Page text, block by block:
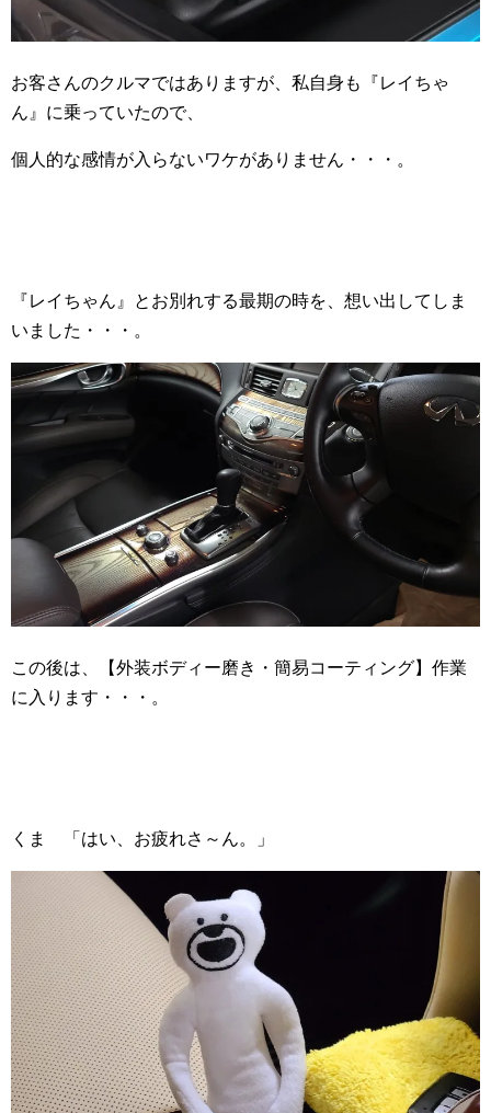
お客さんのクルマではありますが、私自身も『レイちゃ
ん』に乗っていたので、
個人的な感情が入らないワケがありません・・・。
『レイちゃん』とお別れする最期の時を、想い出してしま
いました・・・。
この後は、【外装ボディー磨き・簡易コーティング】作業
に入ります・・・。
くま 「はい、お疲れさ～ん。」